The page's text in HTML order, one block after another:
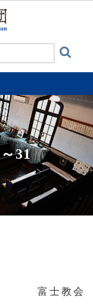
31
富士教会